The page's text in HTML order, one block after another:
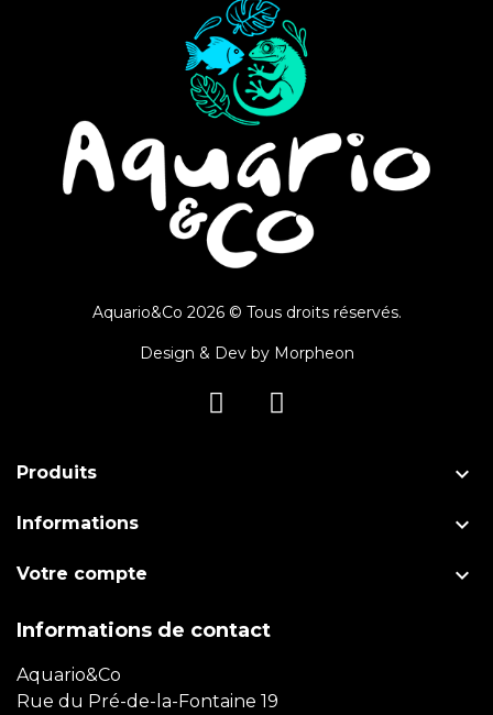
Aquario&Co 2026 © Tous droits réservés.
Design & Dev by Morpheon
Produits 
Informations 
Votre compte 
Informations de contact
Aquario&Co
Rue du Pré-de-la-Fontaine 19